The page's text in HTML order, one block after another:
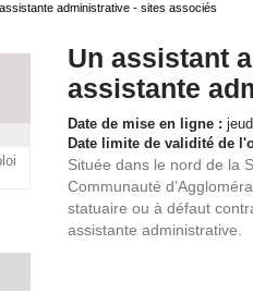
administrative - sites associés
Un assistant
assistante
Date de mise en ligne :
Date limite de validité de
Située dans le nord de la
Communauté
statuaire ou à défaut
assistante administrative.